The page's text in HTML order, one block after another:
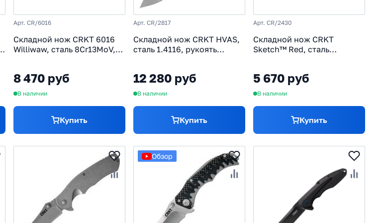
Арт. CR/6016
Складной нож CRKT 6016
Williwaw, сталь 8Cr13MoV,
8 470 руб
В наличии
Купить
Арт. CR/2817
Складной нож CRKT HVAS,
сталь 1.4116, рукоять
12 280 руб
В наличии
Купить
Арт. CR/2430
Складной нож CRKT
Sketch™ Red, сталь
5 670 руб
В наличии
Купить
Обзор